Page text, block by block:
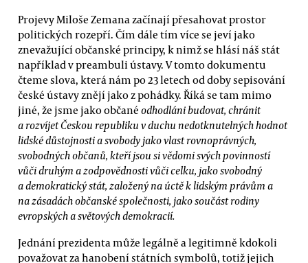
Projevy Miloše Zemana začínají přesahovat prostor
politických rozepří. Čím dále tím více se jeví jako
znevažující občanské principy, k nimž se hlásí náš stát
například v preambuli ústavy. V tomto dokumentu
čteme slova, která nám po 23 letech od doby sepisování
české ústavy znějí jako z pohádky. Říká se tam mimo
jiné, že jsme jako občané odhodláni budovat, chránit
a rozvíjet Českou republiku v duchu nedotknutelných hodnot
lidské důstojnosti a svobody jako vlast rovnoprávných,
svobodných občanů, kteří jsou si vědomi svých povinností
vůči druhým a zodpovědnosti vůči celku, jako svobodný
a demokratický stát, založený na úctě k lidským právům a
na zásadách občanské společnosti, jako součást rodiny
evropských a světových demokracií.
Jednání prezidenta může legálně a legitimně kdokoli
považovat za hanobení státních symbolů, totiž jejich